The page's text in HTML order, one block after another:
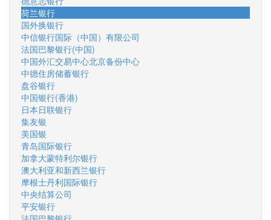
荷兰银行
国外换银行
中信银行国际（中国）有限公司
法国巴黎银行(中国)
中国外汇交易中心北京备份中心
中德住房储蓄银行
盘谷银行
中国银行(香港)
日本日联银行
集友银
美国银
青岛国际银行
加拿大蒙特利尔银行
澳大利亚和新西兰银行
摩根士丹利国际银行
中央结算公司
平安银行